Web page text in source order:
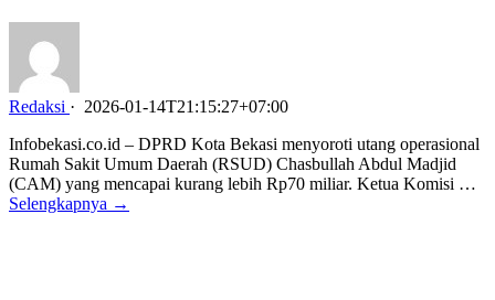
Redaksi · 2026-01-14T21:15:27+07:00
Infobekasi.co.id – DPRD Kota Bekasi menyoroti utang operasional
Rumah Sakit Umum Daerah (RSUD) Chasbullah Abdul Madjid
(CAM) yang mencapai kurang lebih Rp70 miliar. Ketua Komisi …
Selengkapnya →